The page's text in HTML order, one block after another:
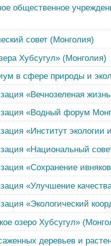
общественное
совет (Монголия)
Хубсугул» (Монголия)
в сфере природы и
«Вечнозеленая
«Водный форум
«Институт экологии
«Национальный
«Сохранение
«Улучшение
«Экологический
озеро Хубсугул»
деревьев и